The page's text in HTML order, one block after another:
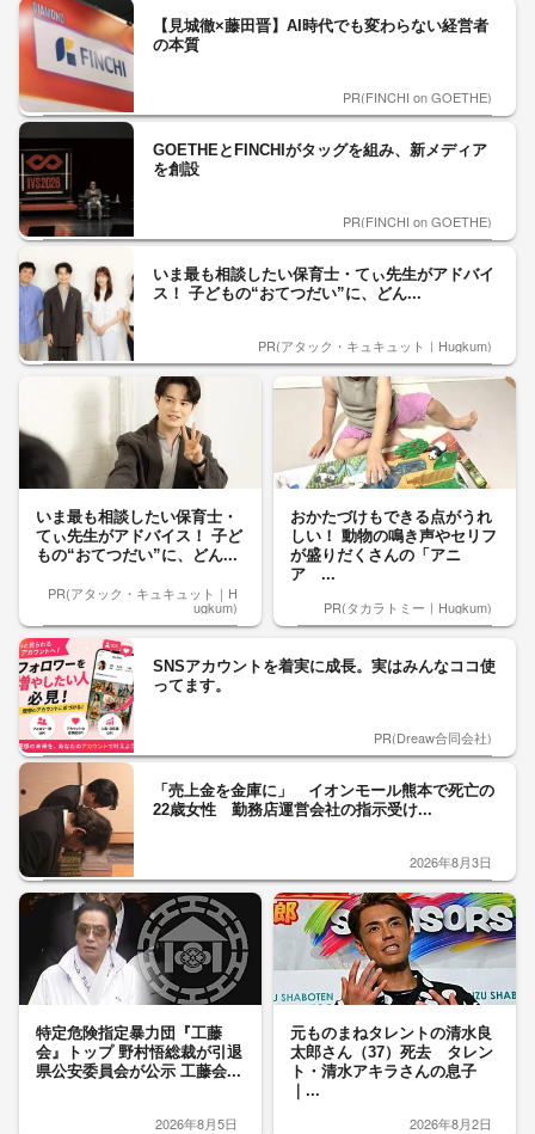
【見城徹×藤田晋】AI時代でも変わらない経営者
の本質
PR(FINCHI on GOETHE)
GOETHEとFINCHIがタッグを組み、新メディア
を創設
PR(FINCHI on GOETHE)
いま最も相談したい保育士・てぃ先生がアドバイ
ス！ 子どもの“おてつだい”に、どん...
PR(アタック・キュキュット｜Hugkum)
いま最も相談したい保育士・
てぃ先生がアドバイス！ 子ど
もの“おてつだい”に、どん...
PR(アタック・キュキュット｜H
ugkum)
おかたづけもできる点がうれ
しい！ 動物の鳴き声やセリフ
が盛りだくさんの「アニ
ア ...
PR(タカラトミー｜Hugkum)
SNSアカウントを着実に成長。実はみんなココ使
ってます。
PR(Dreaw合同会社)
「売上金を金庫に」 イオンモール熊本で死亡の
22歳女性 勤務店運営会社の指示受け...
2026年8月3日
特定危険指定暴力団『工藤
会』トップ 野村悟総裁が引退
県公安委員会が公示 工藤会...
2026年8月5日
元ものまねタレントの清水良
太郎さん（37）死去 タレン
ト・清水アキラさんの息子
｜...
2026年8月2日